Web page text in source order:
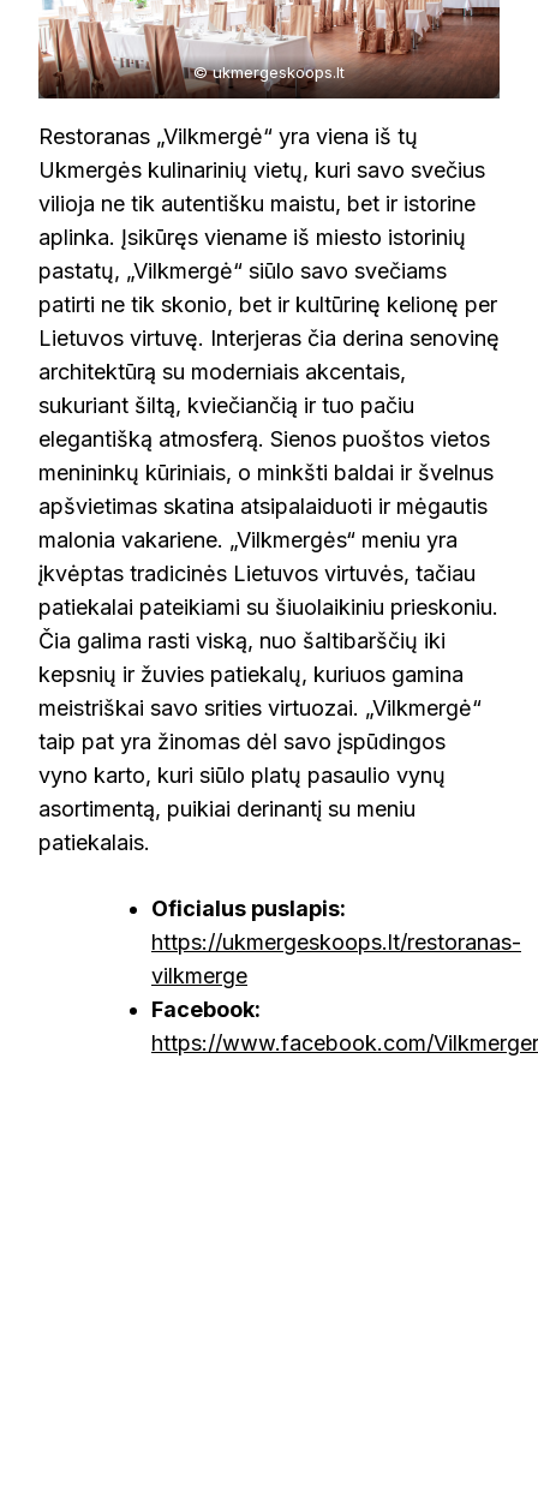
© ukmergeskoops.lt
Restoranas „Vilkmergė“ yra viena iš tų
Ukmergės kulinarinių vietų, kuri savo svečius
vilioja ne tik autentišku maistu, bet ir istorine
aplinka. Įsikūręs viename iš miesto istorinių
pastatų, „Vilkmergė“ siūlo savo svečiams
patirti ne tik skonio, bet ir kultūrinę kelionę per
Lietuvos virtuvę. Interjeras čia derina senovinę
architektūrą su moderniais akcentais,
sukuriant šiltą, kviečiančią ir tuo pačiu
elegantišką atmosferą. Sienos puoštos vietos
menininkų kūriniais, o minkšti baldai ir švelnus
apšvietimas skatina atsipalaiduoti ir mėgautis
malonia vakariene. „Vilkmergės“ meniu yra
įkvėptas tradicinės Lietuvos virtuvės, tačiau
patiekalai pateikiami su šiuolaikiniu prieskoniu.
Čia galima rasti viską, nuo šaltibarščių iki
kepsnių ir žuvies patiekalų, kuriuos gamina
meistriškai savo srities virtuozai. „Vilkmergė“
taip pat yra žinomas dėl savo įspūdingos
vyno karto, kuri siūlo platų pasaulio vynų
asortimentą, puikiai derinantį su meniu
patiekalais.
Oficialus puslapis:
https://ukmergeskoops.lt/restoranas-
vilkmerge
Facebook:
https://www.facebook.com/